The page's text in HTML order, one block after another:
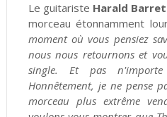
Le guitariste Harald
morceau étonnamment
moment où vous pensiez
nous nous retournons et
single. Et pas
Honnêtement, je ne pense
morceau plus extrême